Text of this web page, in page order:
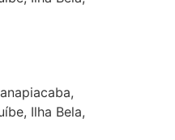
Ilha Bela,